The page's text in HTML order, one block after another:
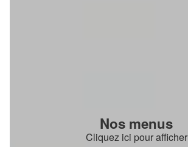
Nos menus
Cliquez ici pour afficher